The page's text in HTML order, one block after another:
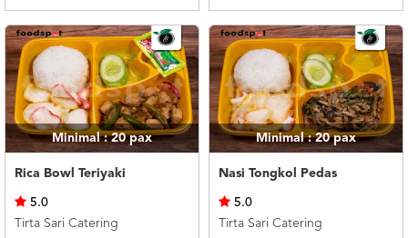
Minimal : 20pax
Rica Bowl Teriyaki
5.0
Tirta Sari Catering
Minimal : 20pax
Nasi Tongkol Pedas
5.0
Tirta Sari Catering